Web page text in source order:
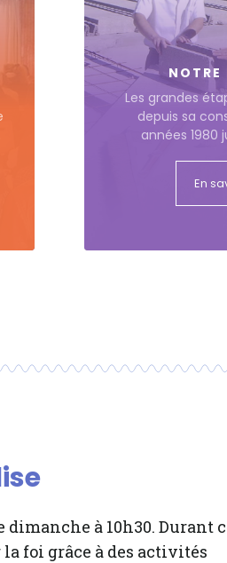
NOTRE
Les grandes
depuis sa
années 1980
En
dimanche à 10h30. Durant
foi grâce à des activités